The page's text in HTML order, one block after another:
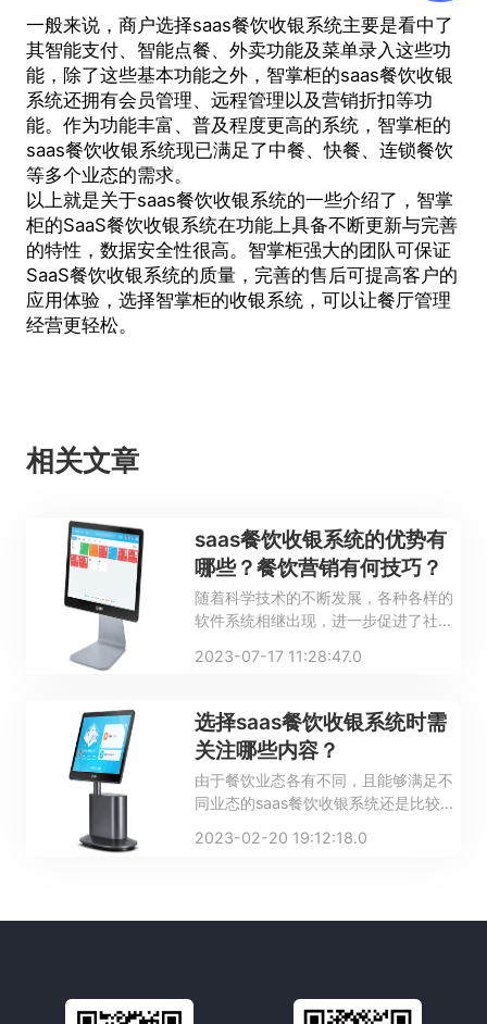
一般来说，商户选择saas餐饮收银系统主要是看中了
其智能支付、智能点餐、外卖功能及菜单录入这些功
能，除了这些基本功能之外，智掌柜的saas餐饮收银
系统还拥有会员管理、远程管理以及营销折扣等功
能。作为功能丰富、普及程度更高的系统，智掌柜的
saas餐饮收银系统现已满足了中餐、快餐、连锁餐饮
等多个业态的需求。
以上就是关于saas餐饮收银系统的一些介绍了，智掌
柜的SaaS餐饮收银系统在功能上具备不断更新与完善
的特性，数据安全性很高。智掌柜强大的团队可保证
SaaS餐饮收银系统的质量，完善的售后可提高客户的
应用体验，选择智掌柜的收银系统，可以让餐厅管理
经营更轻松。
相关文章
saas餐饮收银系统的优势有
哪些？餐饮营销有何技巧？
随着科学技术的不断发展，各种各样的
软件系统相继出现，进一步促进了社会
是saas餐饮收银系统。相对于传统的点
的效率是非常高的，下面来了解一下
saas餐饮收银系统的优势以及餐饮营销
的技巧。
2023-07-17 11:28:47.0
选择saas餐饮收银系统时需
关注哪些内容？
由于餐饮业态各有不同，且能够满足不
同业态的saas餐饮收银系统还是比较少
收银系统才能使其发挥出更好的效果。
绍吧。
2023-02-20 19:12:18.0